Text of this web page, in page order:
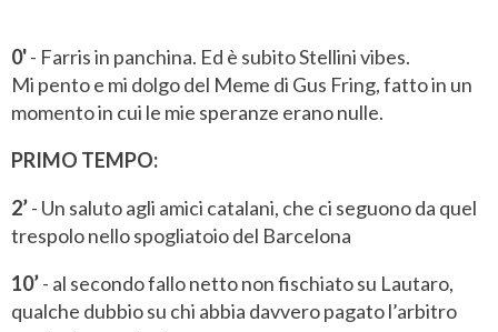
0'- Farris in panchina. Ed è subito Stellini vibes.
Mi pento e mi dolgo del Meme di Gus Fring, fatto in un
momento in cui le mie speranze erano nulle.
PRIMO TEMPO:
2’- Un saluto agli amici catalani, che ci seguono da quel
trespolo nello spogliatoio del Barcelona
10’- al secondo fallo netto non fischiato su Lautaro,
qualche dubbio su chi abbia davvero pagato l’arbitro